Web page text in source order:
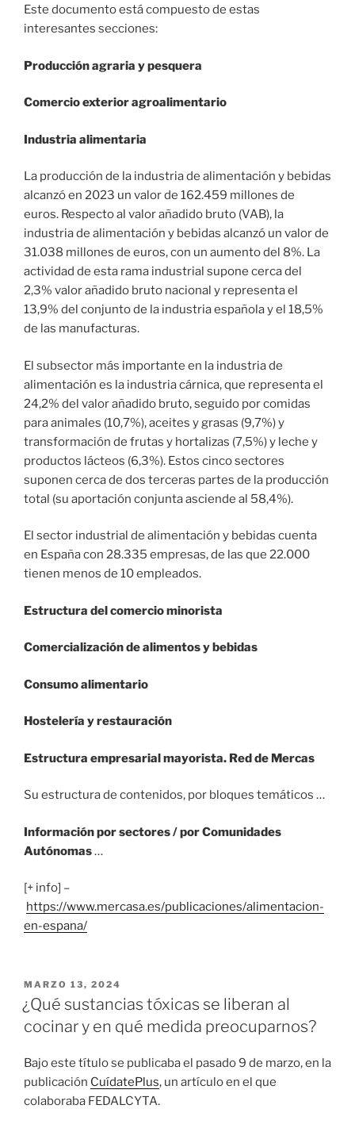
Este documento está compuesto de estas
interesantes secciones:
Producción agraria y pesquera
Comercio exterior agroalimentario
Industria alimentaria
La producción de la industria de alimentación y bebidas
alcanzó en 2023 un valor de 162.459 millones de
euros. Respecto al valor añadido bruto (VAB), la
industria de alimentación y bebidas alcanzó un valor de
31.038 millones de euros, con un aumento del 8%. La
actividad de esta rama industrial supone cerca del
2,3% valor añadido bruto nacional y representa el
13,9% del conjunto de la industria española y el 18,5%
de las manufacturas.
El subsector más importante en la industria de
alimentación es la industria cárnica, que representa el
24,2% del valor añadido bruto, seguido por comidas
para animales (10,7%), aceites y grasas (9,7%) y
transformación de frutas y hortalizas (7,5%) y leche y
productos lácteos (6,3%). Estos cinco sectores
suponen cerca de dos terceras partes de la producción
total (su aportación conjunta asciende al 58,4%).
El sector industrial de alimentación y bebidas cuenta
en España con 28.335 empresas, de las que 22.000
tienen menos de 10 empleados.
Estructura del comercio minorista
Comercialización de alimentos y bebidas
Consumo alimentario
Hostelería y restauración
Estructura empresarial mayorista. Red de Mercas
Su estructura de contenidos, por bloques temáticos …
Información por sectores / por Comunidades
Autónomas…
[+ info] –
https://www.mercasa.es/publicaciones/alimentacion-
en-espana/
PUBLICADO
EL
MARZO 13, 2024
¿Qué sustancias tóxicas se liberan al
cocinar y en qué medida preocuparnos?
Bajo este título se publicaba el pasado 9 de marzo, en la
publicación CuídatePlus, un artículo en el que
colaboraba FEDALCYTA.